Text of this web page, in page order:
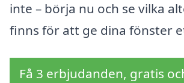
inte – börja nu och se vilka
finns för att ge dina fönster
Få 3 erbjudanden, gratis